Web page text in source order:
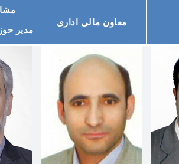
معاون مالی اداری
مدیر